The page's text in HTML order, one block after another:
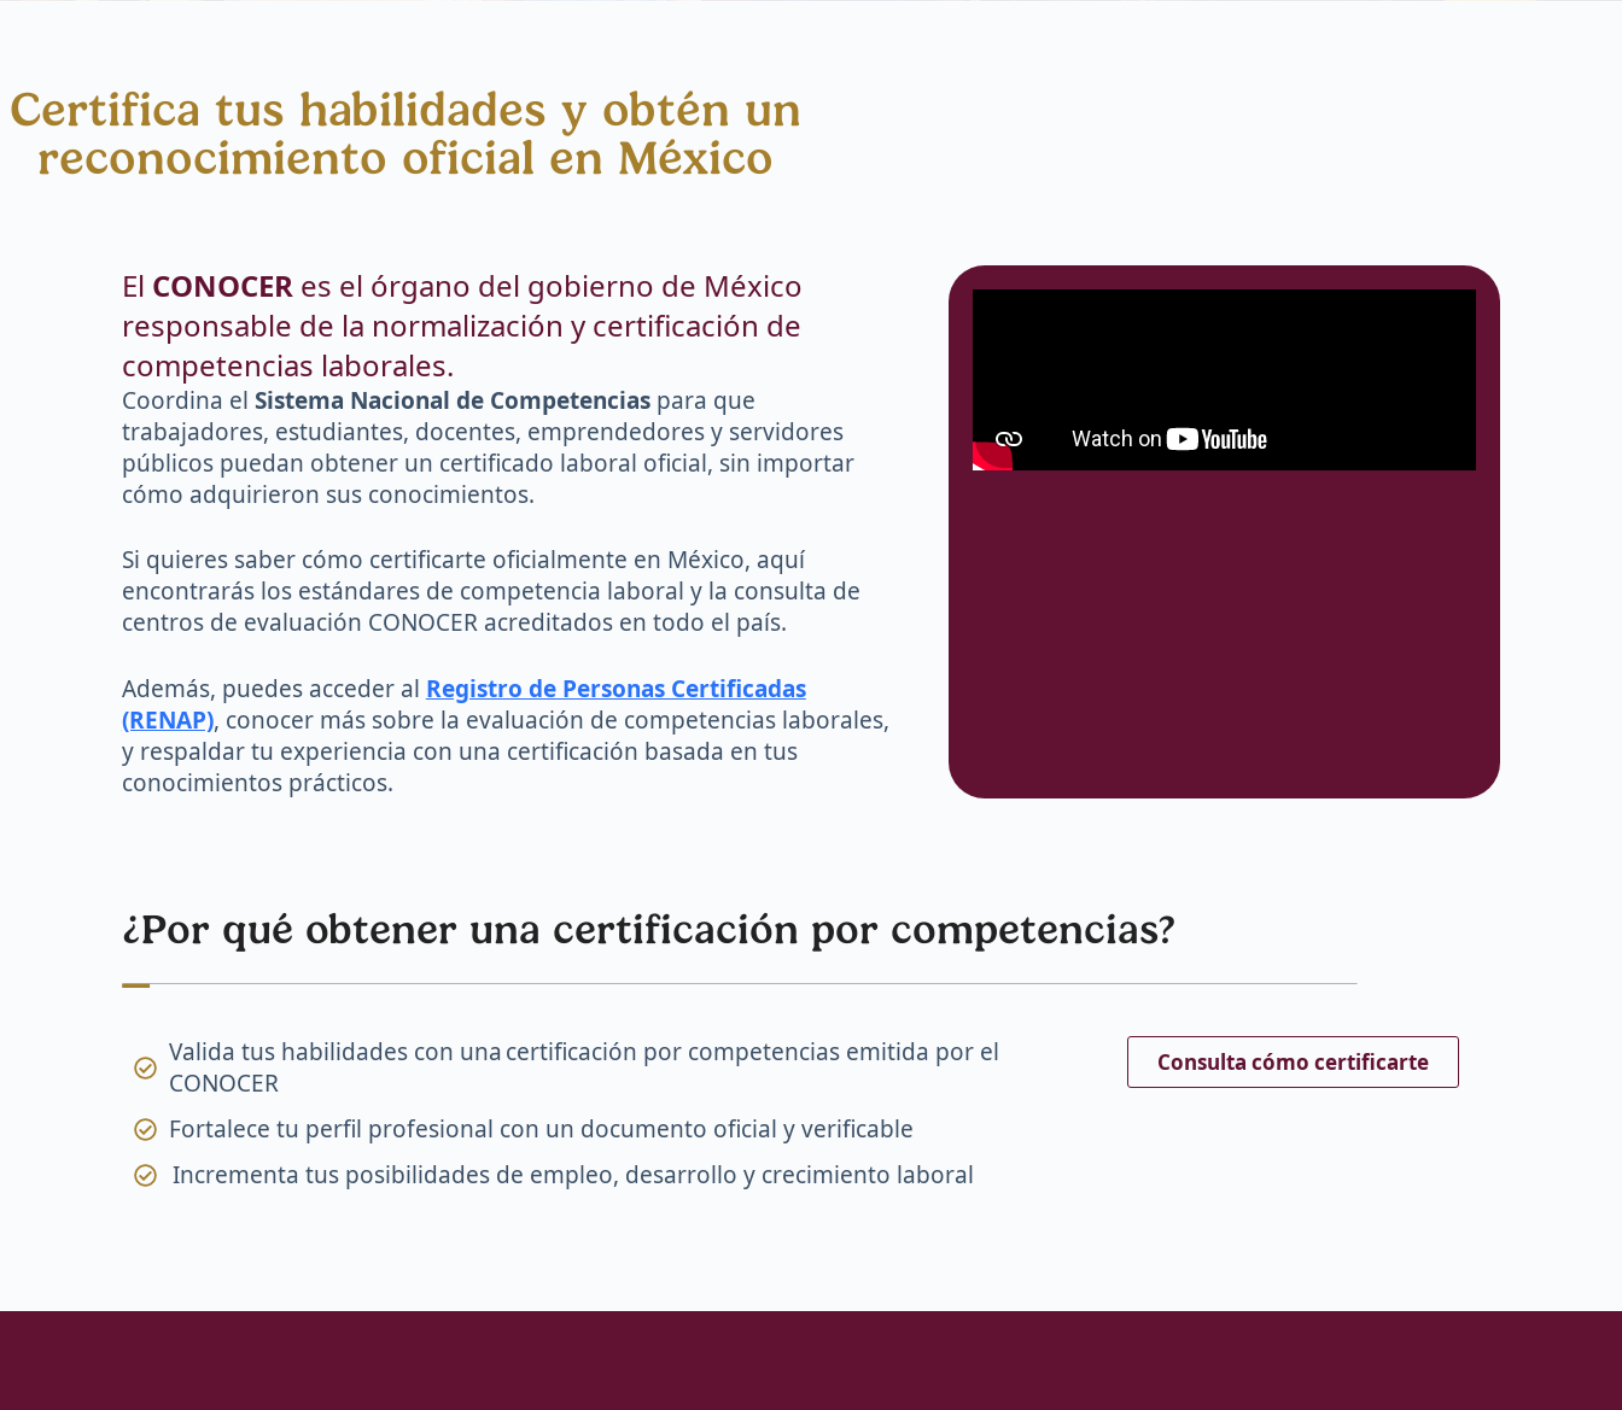
Certifica tus habilidades y obtén un
reconocimiento oficial en México
El CONOCER es el órgano del gobierno de México
responsable de la normalización y certificación de
competencias laborales.
Coordina el Sistema Nacional de Competenciaspara que
trabajadores, estudiantes, docentes, emprendedores y servidores
públicos puedan obtener un certificado laboral oficial, sin importar
cómo adquirieron sus conocimientos.
Si quieres saber cómo certificarte oficialmente en México, aquí
encontrarás los estándares de competencia laboral y la consulta de
centros de evaluación CONOCER acreditados en todo el país.
Además, puedes acceder al Registro de Personas Certificadas
(RENAP), conocer más sobre la evaluación de competencias laborales,
y respaldar tu experiencia con una certificación basada en tus
conocimientos prácticos.
¿Por qué obtener una certificación por competencias?
Valida tus habilidades con una certificación por competencias emitida por el
CONOCER
Fortalece tu perfil profesional con un documento oficial y verificable
Incrementa tus posibilidades de empleo, desarrollo y crecimiento laboral
Consulta cómo certificarte